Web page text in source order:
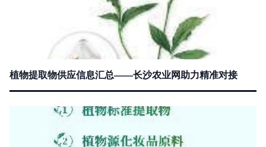
植物提取物供应信息汇总——长沙农业网助力精准对接